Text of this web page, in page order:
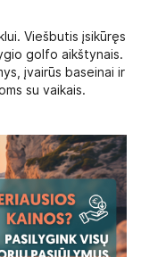
Viešbutis įsikūręs
golfo aikštynais.
įvairūs baseinai ir
su vaikais.